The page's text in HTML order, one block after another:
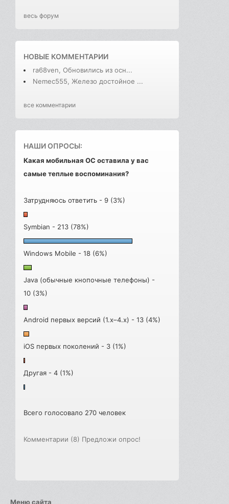
весь форум
НОВЫЕ КОММЕНТАРИИ
ra68ven, Обновились из осн...
Nemec555, Железо достойное ...
все комментарии
НАШИ ОПРОСЫ:
Какая мобильная ОС оставила у вас
самые теплые воспоминания?
Затрудняюсь ответить - 9 (3%)
Symbian - 213 (78%)
Windows Mobile - 18 (6%)
Java (обычные кнопочные телефоны) -
10 (3%)
Android первых версий (1.x–4.x) - 13 (4%)
iOS первых поколений - 3 (1%)
Другая - 4 (1%)
Всего голосовало 270 человек
Комментарии (8) Предложи опрос!
Меню сайта